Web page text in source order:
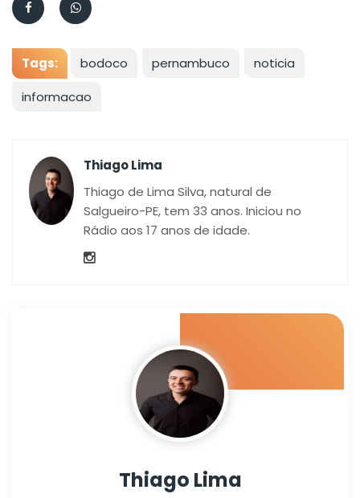
Tags: bodoco pernambuco
noticia
informacao
Thiago Lima
Thiago de Lima Silva, natural de
Salgueiro-PE, tem 33 anos. Iniciou no
Rádio aos 17 anos de idade.
Thiago Lima